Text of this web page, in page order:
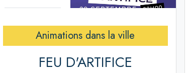
Animations dans la ville
FEU D'ARTIFICE